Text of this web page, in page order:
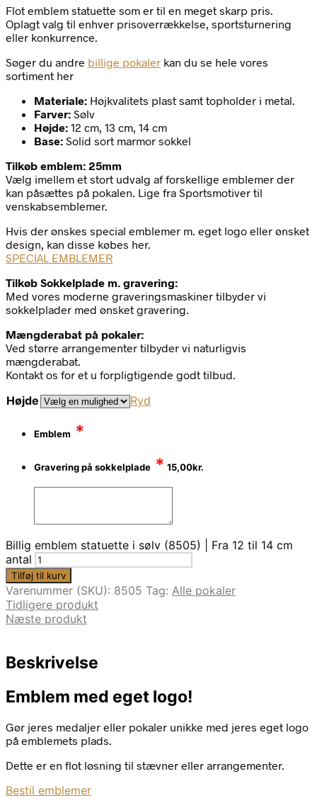
Flot emblem statuette som er til en meget skarp pris.
Oplagt valg til enhver prisoverrækkelse, sportsturnering
eller konkurrence.
Søger du andre billige pokaler kan du se hele vores
sortiment her
Materiale: Højkvalitets plast samt topholder i metal.
Farver: Sølv
Højde: 12 cm, 13 cm, 14 cm
Base: Solid sort marmor sokkel
Tilkøb emblem: 25mm
Vælg imellem et stort udvalg af forskellige emblemer der
kan påsættes på pokalen. Lige fra Sportsmotiver til
venskabsemblemer.
Hvis der ønskes special emblemer m. eget logo eller ønsket
design, kan disse købes her.
SPECIAL EMBLEMER
Tilkøb Sokkelplade m. gravering:
Med vores moderne graveringsmaskiner tilbyder vi
sokkelplader med ønsket gravering.
Mængderabat på pokaler:
Ved større arrangementer tilbyder vi naturligvis
mængderabat.
Kontakt os for et u forpligtigende godt tilbud.
Højde Ryd
Emblem *
Gravering på sokkelplade * 15,00kr.
Billig emblem statuette i sølv (8505) | Fra 12 til 14 cm
antal
Tilføj til kurv
Varenummer (SKU): 8505 Tag: Alle pokaler
Tidligere produkt
Næste produkt
Beskrivelse
Emblem med eget logo!
Gør jeres medaljer eller pokaler unikke med jeres eget logo
på emblemets plads.
Dette er en flot løsning til stævner eller arrangementer.
Bestil emblemer